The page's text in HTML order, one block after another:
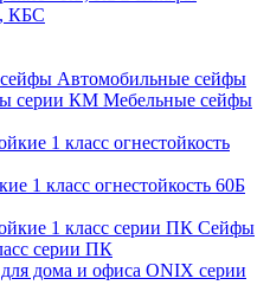
КБС
Автомобильные сейфы
Мебельные сейфы
1 класс огнестойкость 60Б
Сейфы
серии ПК